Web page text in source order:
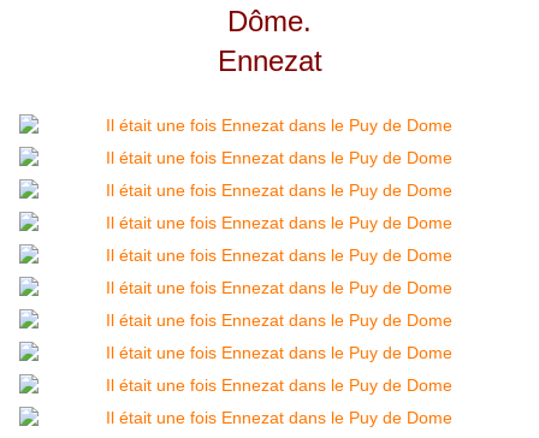
Dôme.
Ennezat